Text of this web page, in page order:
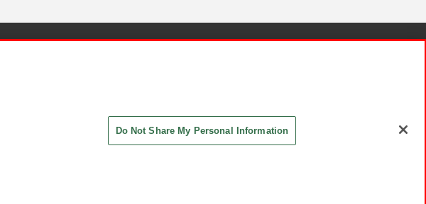
Do Not Share My Personal Information